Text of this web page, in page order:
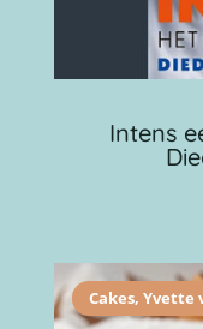
Intens
Cakes, Yvette